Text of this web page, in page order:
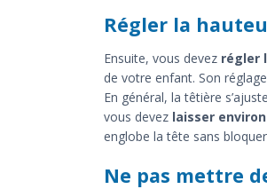
Régler la
Ensuite, vous devez régler
de votre enfant. Son
En général, la têtière
vous devez laisser
englobe la tête sans
Ne pas mettre